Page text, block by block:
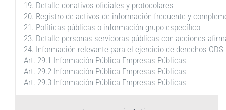
19. Detalle donativos oficiales y protocolares
20. Registro de activos de información frecuente y
21. Políticas públicas o información grupo específico
23. Detalle personas servidoras públicas con acciones
24. Información relevante para el ejercicio de derechos ODS
Art. 29.1 Información Pública Empresas Públicas
Art. 29.2 Información Pública Empresas Públicas
Art. 29.3 Información Pública Empresas Públicas